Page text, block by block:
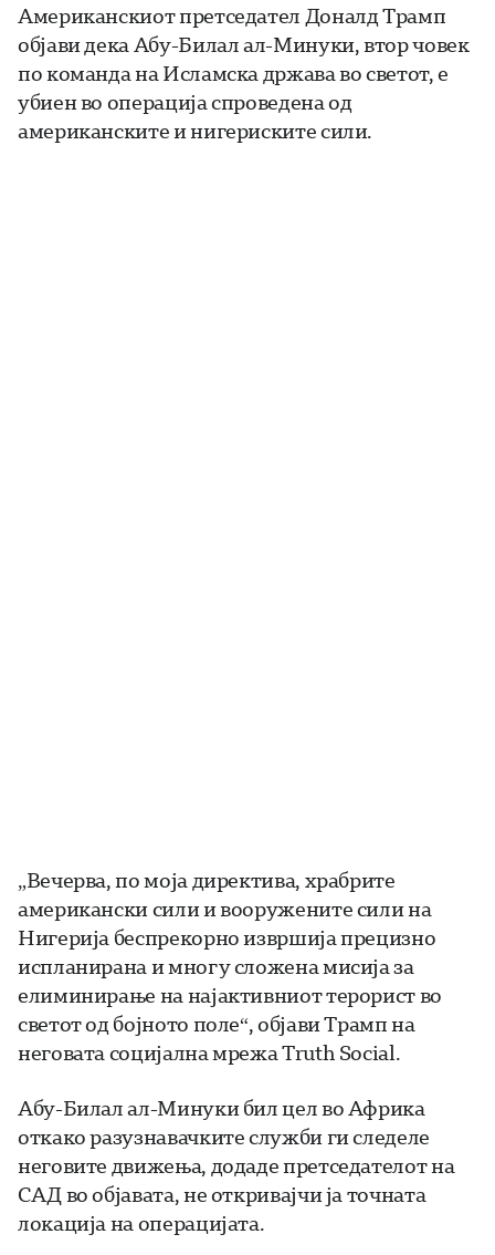
Американскиот претседател Доналд Трамп
објави дека Абу-Билал ал-Минуки, втор човек
по команда на Исламска држава во светот, е
убиен во операција спроведена од
американските и нигериските сили.
„Вечерва, по моја директива, храбрите
американски сили и вооружените сили на
Нигерија беспрекорно извршија прецизно
испланирана и многу сложена мисија за
елиминирање на најактивниот терорист во
светот од бојното поле“, објави Трамп на
неговата социјална мрежа Truth Social.
Абу-Билал ал-Минуки бил цел во Африка
откако разузнавачките служби ги следеле
неговите движења, додаде претседателот на
САД во објавата, не откривајчи ја точната
локација на операцијата.